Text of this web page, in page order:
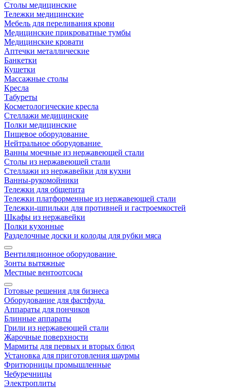
Столы медицинские
Тележки медицинские
Мебель для переливания крови
Медицинские прикроватные тумбы
Медицинские кровати
Аптечки металлические
Банкетки
Кушетки
Массажные столы
Кресла
Табуреты
Косметологические кресла
Стеллажи медицинские
Полки медицинские
Пищевое оборудование
Нейтральное оборудование
Ванны моечные из нержавеющей стали
Столы из нержавеющей стали
Стеллажи из нержавейки для кухни
Ванны-рукомойники
Тележки для общепита
Тележки платформенные из нержавеющей стали
Тележки-шпильки для противней и гастроемкостей
Шкафы из нержавейки
Полки кухонные
Разделочные доски и колоды для рубки мяса
Вентиляционное оборудование
Зонты вытяжные
Местные вентоотсосы
Готовые решения для бизнеса
Оборудование для фастфуда
Аппараты для пончиков
Блинные аппараты
Грили из нержавеющей стали
Жарочные поверхности
Мармиты для первых и вторых блюд
Установка для приготовления шаурмы
Фритюрницы промышленные
Чебуречницы
Электроплиты